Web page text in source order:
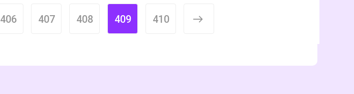
406 407 408 409 410 >